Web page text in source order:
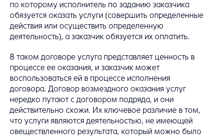
по которому исполнитель по заданию заказчика
обязуется оказать услуги (совершить определенные
действия или осуществить определенную
деятельность), а заказчик обязуется их оплатить.
В таком договоре услуга представляет ценность в
процессе ее оказания, и заказчик может
воспользоваться ей в процессе исполнения
договора. Договор возмездного оказания услуг
нередко путают с договором подряда, и они
действительно схожи. Их ключевое различие в том,
что услуги являются деятельностью, не имеющей
овеществленного результата, который можно было